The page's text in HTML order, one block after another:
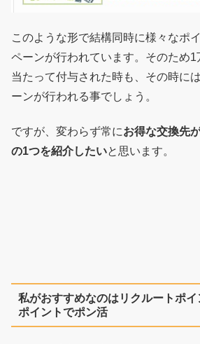
このような形で結構同時に様々なポ
ペーンが行われています。そのため
当たって付与された時も、その時に
ーンが行われる事でしょう。
ですが、変わらず常にお得な交換先
の1つを紹介したいと思います。
私がおすすめなのはリクルートポ
ポイントでポン活